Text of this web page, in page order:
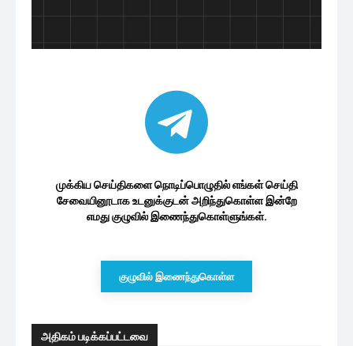
முக்கிய செய்திகளை நொடிப்பொழுதில் எங்கள் செய்தி
சேவையினூடாக உடனுக்குடன் அறிந்துகொள்ள இன்றே
எமது குழுவில் இணைந்துகொள்ளுங்கள்.
குழுவில் இணைந்துகொள்ள
அதிகம் படிக்கப்பட்டவை